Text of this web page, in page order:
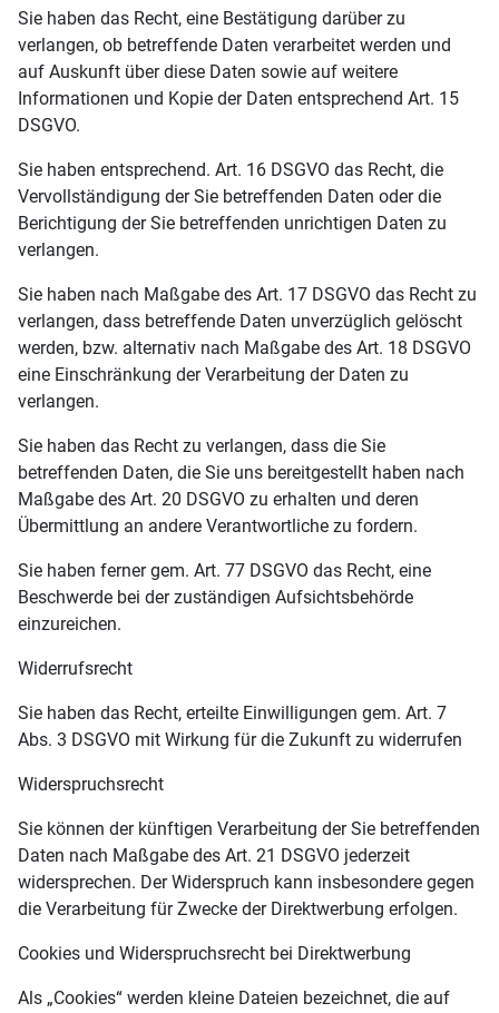
Sie haben das Recht, eine Bestätigung darüber zu
verlangen, ob betreffende Daten verarbeitet werden und
auf Auskunft über diese Daten sowie auf weitere
Informationen und Kopie der Daten entsprechend Art. 15
DSGVO.
Sie haben entsprechend. Art. 16 DSGVO das Recht, die
Vervollständigung der Sie betreffenden Daten oder die
Berichtigung der Sie betreffenden unrichtigen Daten zu
verlangen.
Sie haben nach Maßgabe des Art. 17 DSGVO das Recht zu
verlangen, dass betreffende Daten unverzüglich gelöscht
werden, bzw. alternativ nach Maßgabe des Art. 18 DSGVO
eine Einschränkung der Verarbeitung der Daten zu
verlangen.
Sie haben das Recht zu verlangen, dass die Sie
betreffenden Daten, die Sie uns bereitgestellt haben nach
Maßgabe des Art. 20 DSGVO zu erhalten und deren
Übermittlung an andere Verantwortliche zu fordern.
Sie haben ferner gem. Art. 77 DSGVO das Recht, eine
Beschwerde bei der zuständigen Aufsichtsbehörde
einzureichen.
Widerrufsrecht
Sie haben das Recht, erteilte Einwilligungen gem. Art. 7
Abs. 3 DSGVO mit Wirkung für die Zukunft zu widerrufen
Widerspruchsrecht
Sie können der künftigen Verarbeitung der Sie betreffenden
Daten nach Maßgabe des Art. 21 DSGVO jederzeit
widersprechen. Der Widerspruch kann insbesondere gegen
die Verarbeitung für Zwecke der Direktwerbung erfolgen.
Cookies und Widerspruchsrecht bei Direktwerbung
Als „Cookies“ werden kleine Dateien bezeichnet, die auf